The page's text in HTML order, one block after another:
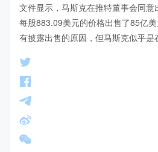
文件显示，马斯克在推特董事会同
每股883.09美元的价格出售了85亿
有披露出售的原因，但马斯克似乎是